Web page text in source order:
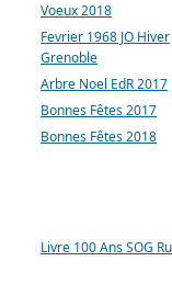
Voeux 2018
Fevrier 1968 JO Hiver
Grenoble
Arbre Noel EdR 2017
Bonnes Fêtes 2017
Bonnes Fêtes 2018
Livre 100 Ans SOG